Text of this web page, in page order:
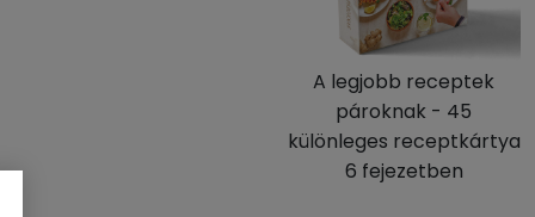
A legjobb receptek
pároknak - 45
különleges receptkártya
6 fejezetben